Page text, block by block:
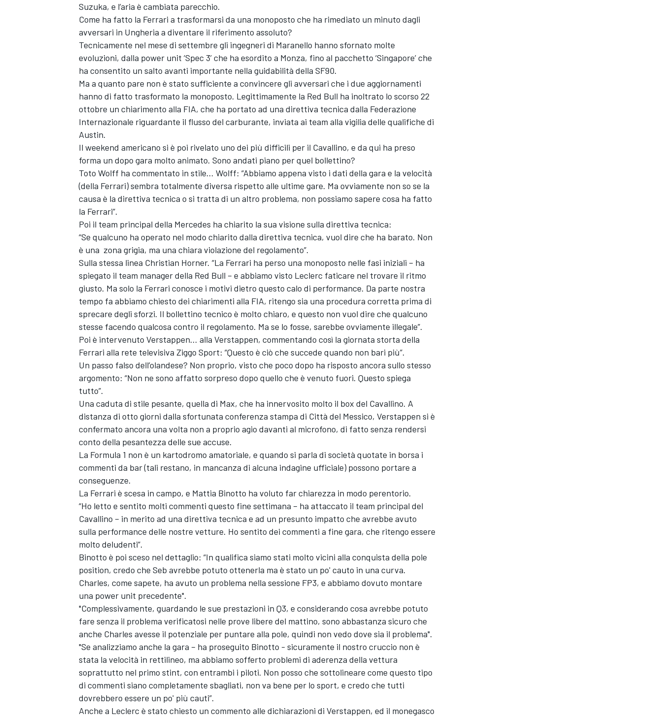
ENDURANCE/GT
MONOMARCA
Suzuka, e l’aria è cambiata parecchio.
Come ha fatto la Ferrari a trasformarsi da una monoposto che ha rimediato un minuto dagli
avversari in Ungheria a diventare il riferimento assoluto?
Tecnicamente nel mese di settembre gli ingegneri di Maranello hanno sfornato molte
evoluzioni, dalla power unit ‘Spec 3’ che ha esordito a Monza, fino al pacchetto ‘Singapore’ che
ha consentito un salto avanti importante nella guidabilità della SF90.
Ma a quanto pare non è stato sufficiente a convincere gli avversari che i due aggiornamenti
hanno di fatto trasformato la monoposto. Legittimamente la Red Bull ha inoltrato lo scorso 22
ottobre un chiarimento alla FIA, che ha portato ad una direttiva tecnica dalla Federazione
Internazionale riguardante il flusso del carburante, inviata ai team alla vigilia delle qualifiche di
Austin.
Il weekend americano si è poi rivelato uno dei più difficili per il Cavallino, e da qui ha preso
forma un dopo gara molto animato. Sono andati piano per quel bollettino?
Toto Wolff ha commentato in stile… Wolff: “Abbiamo appena visto i dati della gara e la velocità
(della Ferrari) sembra totalmente diversa rispetto alle ultime gare. Ma ovviamente non so se la
causa è la direttiva tecnica o si tratta di un altro problema, non possiamo sapere cosa ha fatto
la Ferrari”.
Poi il team principal della Mercedes ha chiarito la sua visione sulla direttiva tecnica:
“Se qualcuno ha operato nel modo chiarito dalla direttiva tecnica, vuol dire che ha barato. Non
è una zona grigia, ma una chiara violazione del regolamento”.
Sulla stessa linea Christian Horner. “La Ferrari ha perso una monoposto nelle fasi iniziali – ha
spiegato il team manager della Red Bull – e abbiamo visto Leclerc faticare nel trovare il ritmo
giusto. Ma solo la Ferrari conosce i motivi dietro questo calo di performance. Da parte nostra
tempo fa abbiamo chiesto dei chiarimenti alla FIA, ritengo sia una procedura corretta prima di
sprecare degli sforzi. Il bollettino tecnico è molto chiaro, e questo non vuol dire che qualcuno
stesse facendo qualcosa contro il regolamento. Ma se lo fosse, sarebbe ovviamente illegale”.
Poi è intervenuto Verstappen… alla Verstappen, commentando così la giornata storta della
Ferrari alla rete televisiva Ziggo Sport: “Questo è ciò che succede quando non bari più”.
Un passo falso dell’olandese? Non proprio, visto che poco dopo ha risposto ancora sullo stesso
argomento: “Non ne sono affatto sorpreso dopo quello che è venuto fuori. Questo spiega
tutto”.
Una caduta di stile pesante, quella di Max, che ha innervosito molto il box del Cavallino. A
distanza di otto giorni dalla sfortunata conferenza stampa di Città del Messico, Verstappen si è
confermato ancora una volta non a proprio agio davanti al microfono, di fatto senza rendersi
conto della pesantezza delle sue accuse.
La Formula 1 non è un kartodromo amatoriale, e quando si parla di società quotate in borsa i
commenti da bar (tali restano, in mancanza di alcuna indagine ufficiale) possono portare a
conseguenze.
La Ferrari è scesa in campo, e Mattia Binotto ha voluto far chiarezza in modo perentorio.
“Ho letto e sentito molti commenti questo fine settimana – ha attaccato il team principal del
Cavallino – in merito ad una direttiva tecnica e ad un presunto impatto che avrebbe avuto
sulla performance delle nostre vetture. Ho sentito dei commenti a fine gara, che ritengo essere
molto deludenti”.
Binotto è poi sceso nel dettaglio: “In qualifica siamo stati molto vicini alla conquista della pole
position, credo che Seb avrebbe potuto ottenerla ma è stato un po' cauto in una curva.
Charles, come sapete, ha avuto un problema nella sessione FP3, e abbiamo dovuto montare
una power unit precedente".
"Complessivamente, guardando le sue prestazioni in Q3, e considerando cosa avrebbe potuto
fare senza il problema verificatosi nelle prove libere del mattino, sono abbastanza sicuro che
anche Charles avesse il potenziale per puntare alla pole, quindi non vedo dove sia il problema".
"Se analizziamo anche la gara – ha proseguito Binotto - sicuramente il nostro cruccio non è
stata la velocità in rettilineo, ma abbiamo sofferto problemi di aderenza della vettura
soprattutto nel primo stint, con entrambi i piloti. Non posso che sottolineare come questo tipo
di commenti siano completamente sbagliati, non va bene per lo sport, e credo che tutti
dovrebbero essere un po' più cauti”.
Anche a Leclerc è stato chiesto un commento alle dichiarazioni di Verstappen, ed il monegasco